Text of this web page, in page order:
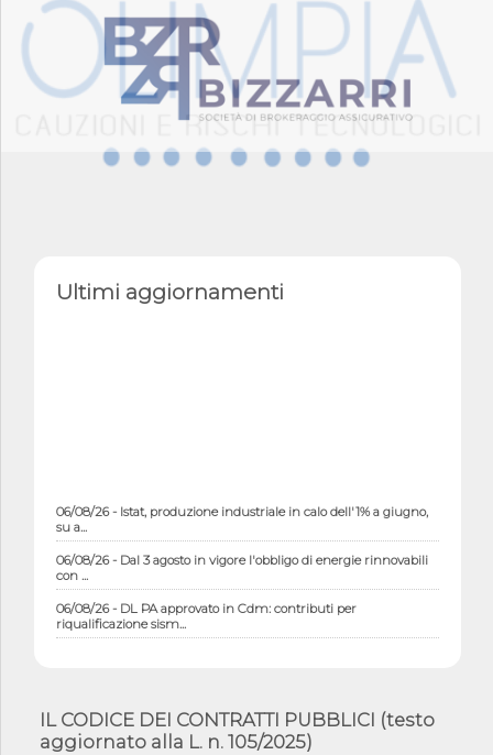
Ultimi aggiornamenti
06/08/26 - Istat, produzione industriale in calo dell'1% a giugno,
su a...
06/08/26 - Dal 3 agosto in vigore l'obbligo di energie rinnovabili
con ...
06/08/26 - DL PA approvato in Cdm: contributi per
riqualificazione sism...
norme UE in m...
05/08/26 - DL Infrastrutture e PNRR è legge: approvata oggi la
IL CODICE DEI CONTRATTI PUBBLICI (testo
aggiornato alla L. n. 105/2025)